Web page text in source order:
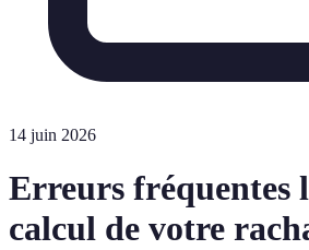
14 juin 2026
Erreurs fréquentes
calcul de votre